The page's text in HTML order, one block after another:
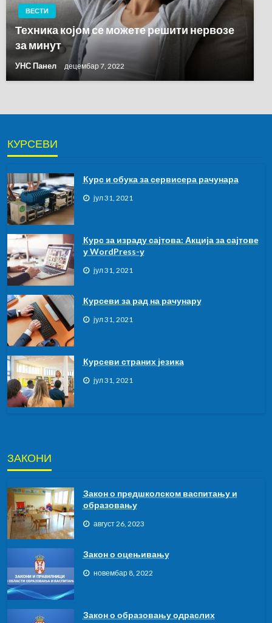
ВЕСТИ
Техника којом се можете решити нервозе
за минут
УНС Панел децембар 7, 2022
КУРСЕВИ
Курс и обука за сервисера рачунара
јул 31, 2021
Курс за израду сајтова: Акција за сајтове
у WordPress-у
јул 31, 2021
Курсеви за рад на рачунару
јул 31, 2021
Курсeви страних језика
јул 31, 2021
ЗАКОНИ
Закон о предшколском васпитању и
образовању
август 26, 2023
Закон о оцењивању
новембар 8, 2022
Закон о образовању одраслих